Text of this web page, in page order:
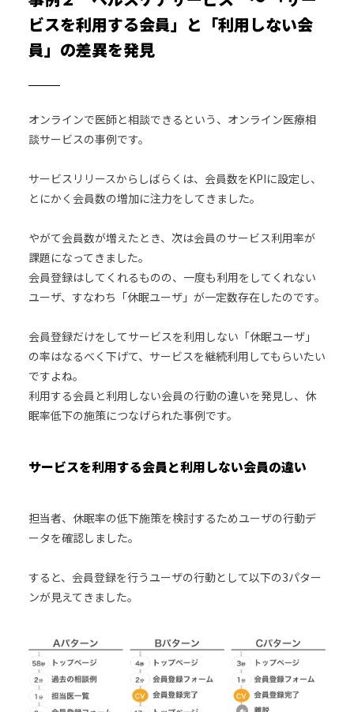
ビスを利用する会員」と「利用しない会
員」の差異を発見
オンラインで医師と相談できるという、オンライン医療相
談サービスの事例です。
サービスリリースからしばらくは、会員数をKPIに設定し、
とにかく会員数の増加に注力をしてきました。
やがて会員数が増えたとき、次は会員のサービス利用率が
課題になってきました。
会員登録はしてくれるものの、一度も利用をしてくれない
ユーザ、すなわち「休眠ユーザ」が一定数存在したのです。
会員登録だけをしてサービスを利用しない「休眠ユーザ」
の率はなるべく下げて、サービスを継続利用してもらいたい
ですよね。
利用する会員と利用しない会員の行動の違いを発見し、休
眠率低下の施策につなげられた事例です。
サービスを利用する会員と利用しない会員の違い
担当者、休眠率の低下施策を検討するためユーザの行動デ
ータを確認しました。
すると、会員登録を行うユーザの行動として以下の3パター
ンが見えてきました。